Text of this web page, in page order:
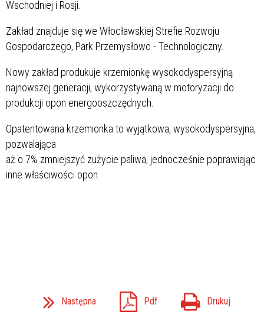
Wschodniej i Rosji.
Zakład znajduje się we Włocławskiej Strefie Rozwoju
Gospodarczego, Park Przemysłowo - Technologiczny.
Nowy zakład produkuje krzemionkę wysokodyspersyjną
najnowszej generacji, wykorzystywaną w motoryzacji do
produkcji opon energooszczędnych.
Opatentowana krzemionka to wyjątkowa, wysokodyspersyjna,
pozwalająca
aż o 7% zmniejszyć zużycie paliwa, jednocześnie poprawiając
inne właściwości opon.
Następna Pdf Drukuj